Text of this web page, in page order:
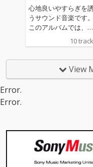
心地良いやすらぎを誘
うサウンド音楽です。
このアルバムでは、ド
ビュッシーの牧神の午
後への前奏曲、ヘン
メントをなど、様々
名曲を揃えました。ペ
music sleep music soo
thing relaxation medit
ation music study mus
ic sleeping music bea
10
View
Error.
Error.